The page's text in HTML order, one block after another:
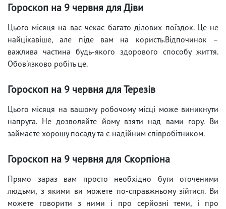
Гороскоп на 9 червня для Діви
Цього місяця на вас чекає багато ділових поїздок. Це не
найцікавіше, але піде вам на користь.Відпочинок –
важлива частина будь-якого здорового способу життя.
Обов'язково робіть це.
Гороскоп на 9 червня для Терезів
Цього місяця на вашому робочому місці може виникнути
напруга. Не дозволяйте йому взяти над вами гору. Ви
займаєте хорошу посаду та є надійним співробітником.
Гороскоп на 9 червня для Скорпіона
Прямо зараз вам просто необхідно бути оточеними
людьми, з якими ви можете по-справжньому зійтися. Ви
можете говорити з ними і про серйозні теми, і про